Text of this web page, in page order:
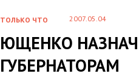
ТОЛЬКО ЧТО 2007.05.04
ЮЩЕНКО
ГУБЕРНАТОРАМ